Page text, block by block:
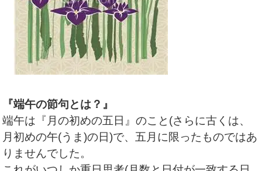
『端午の節句とは？』
端午は『月の初めの五日』のこと(さらに古くは、
月初めの午(うま)の日)で、五月に限ったものではあ
りませんでした。